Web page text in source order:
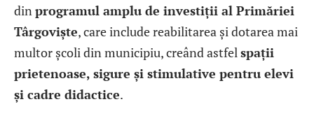
din programul amplu de investiții al Primăriei
Târgoviște, care include reabilitarea și dotarea mai
multor școli din municipiu, creând astfel spații
prietenoase, sigure și stimulative pentru elevi
și cadre didactice.